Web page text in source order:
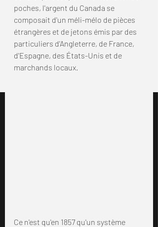
poches, l'argent du Canada se
composait d'un méli-mélo de pièces
étrangères et de jetons émis par des
particuliers d'Angleterre, de France,
d'Espagne, des États-Unis et de
marchands locaux.
Ce n'est qu'en 1857 qu'un système